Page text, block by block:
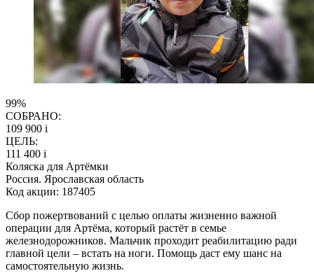
99%
СОБРАНО:
109 900 i
ЦЕЛЬ:
111 400 i
Коляска для Артёмки
Россия. Ярославская область
Код акции: 187405
Сбор пожертвований с целью оплаты жизненно важной
операции для Артёма, который растёт в семье
железнодорожников. Мальчик проходит реабилитацию ради
главной цели – встать на ноги. Помощь даст ему шанс на
самостоятельную жизнь.